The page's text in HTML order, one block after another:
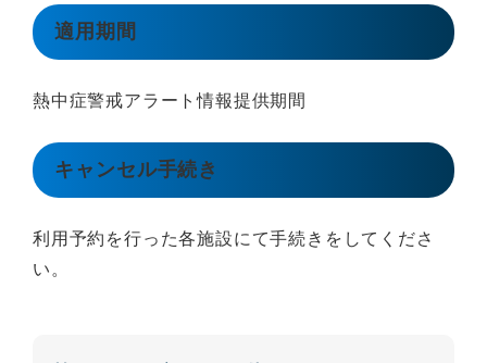
適用期間
熱中症警戒アラート情報提供期間
キャンセル手続き
利用予約を行った各施設にて手続きをしてくださ
い。